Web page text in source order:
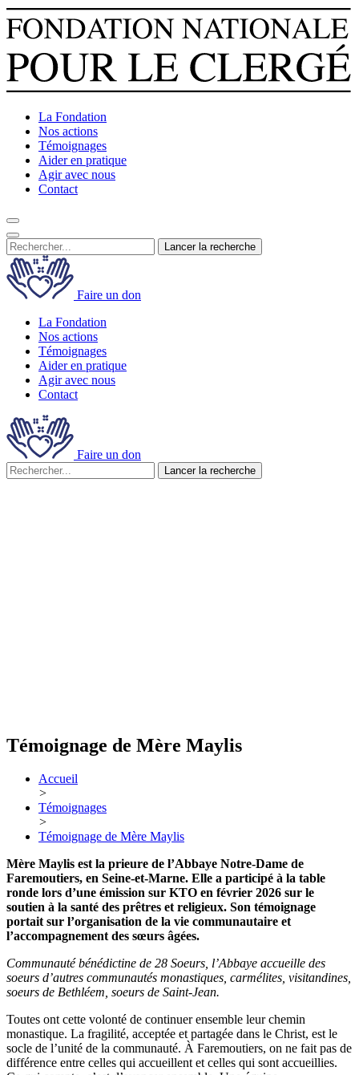
La Fondation
Nos actions
Témoignages
Aider en pratique
Agir avec nous
Contact
Lancer la recherche
Faire un don
La Fondation
Nos actions
Témoignages
Aider en pratique
Agir avec nous
Contact
Faire un don
Lancer la recherche
Témoignage de Mère Maylis
Accueil
>
Témoignages
>
Témoignage de Mère Maylis
Mère Maylis est la prieure de l’Abbaye Notre-Dame de
Faremoutiers, en Seine-et-Marne. Elle a participé à la table
ronde lors d’une émission sur KTO en février 2026 sur le
soutien à la santé des prêtres et religieux. Son témoignage
portait sur l’organisation de la vie communautaire et
l’accompagnement des sœurs âgées.
Communauté bénédictine de 28 Soeurs, l’Abbaye accueille des
soeurs d’autres communautés monastiques, carmélites, visitandines,
soeurs de Bethléem, soeurs de Saint-Jean.
Toutes ont cette volonté de continuer ensemble leur chemin
monastique. La fragilité, acceptée et partagée dans le Christ, est le
socle de l’unité de la communauté. À Faremoutiers, on ne fait pas de
différence entre celles qui accueillent et celles qui sont accueillies.